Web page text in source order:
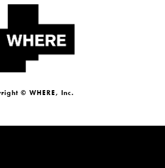
© WHERE, Inc.